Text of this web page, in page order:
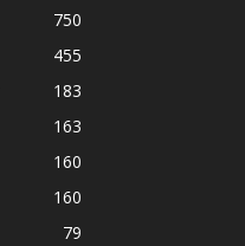
750
455
183
163
160
160
79